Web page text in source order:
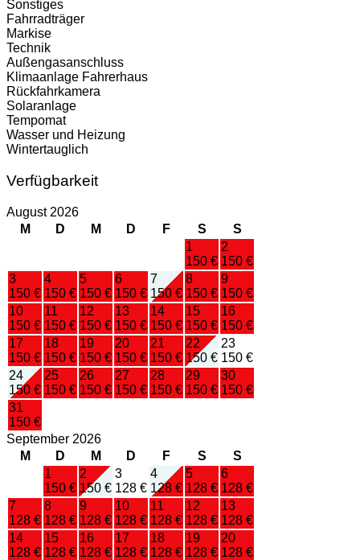
Sonstiges
Fahrradträger
Markise
Technik
Außengasanschluss
Klimaanlage Fahrerhaus
Rückfahrkamera
Solaranlage
Tempomat
Wasser und Heizung
Wintertauglich
Verfügbarkeit
August 2026
M
D M D F S
S
1
150 €
2
150 €
3
150 €
4
150 €
5
150 €
6
150 €
7
150 €
8
150 €
9
150 €
10
150 €
11
150 €
12
150 €
13
150 €
14
150 €
15
150 €
16
150 €
17
150 €
18
150 €
19
150 €
20
150 €
21
150 €
22
150 €
23
150 €
24
150 €
25
150 €
26
150 €
27
150 €
28
150 €
29
150 €
30
150 €
31
150 €
September 2026
M
D M D F S
S
1
150 €
2
150 €
3
128 €
4
128 €
5
128 €
6
128 €
7
128 €
8
128 €
9
128 €
10
128 €
11
128 €
12
128 €
13
128 €
14
128 €
15
128 €
16
128 €
17
128 €
18
128 €
19
128 €
20
128 €